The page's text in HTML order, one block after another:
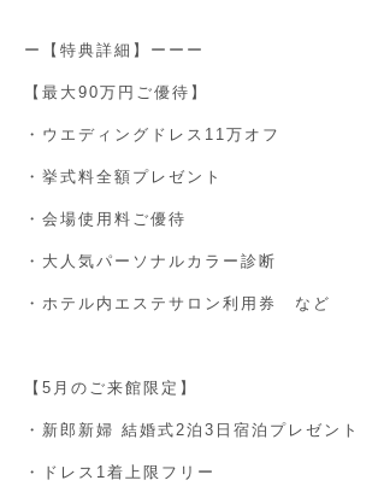
ー【特典詳細】ーーー
【最大90万円ご優待】
・ウエディングドレス11万オフ
・挙式料全額プレゼント
・会場使用料ご優待
・大人気パーソナルカラー診断
・ホテル内エステサロン利用券 など
【5月のご来館限定】
・新郎新婦 結婚式2泊3日宿泊プレゼント
・ドレス1着上限フリー